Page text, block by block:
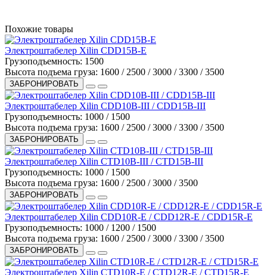
Похожие товары
Электроштабелер Xilin CDD15B-E
Грузоподъемность: 1500
Высота подъема груза: 1600 / 2500 / 3000 / 3300 / 3500
ЗАБРОНИРОВАТЬ
Электроштабелер Xilin CDD10B-III / CDD15B-III
Грузоподъемность: 1000 / 1500
Высота подъема груза: 1600 / 2500 / 3000 / 3300 / 3500
ЗАБРОНИРОВАТЬ
Электроштабелер Xilin CTD10B-III / CTD15B-III
Грузоподъемность: 1000 / 1500
Высота подъема груза: 1600 / 2500 / 3000 / 3500
ЗАБРОНИРОВАТЬ
Электроштабелер Xilin CDD10R-E / CDD12R-E / CDD15R-E
Грузоподъемность: 1000 / 1200 / 1500
Высота подъема груза: 1600 / 2500 / 3000 / 3300 / 3500
ЗАБРОНИРОВАТЬ
Электроштабелер Xilin CTD10R-E / CTD12R-E / CTD15R-E